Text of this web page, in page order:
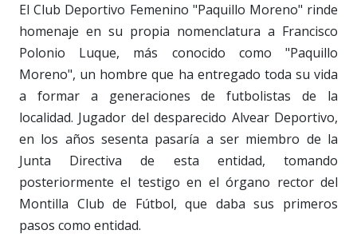
El Club Deportivo Femenino "Paquillo Moreno" rinde
homenaje en su propia nomenclatura a Francisco
Polonio Luque, más conocido como "Paquillo
Moreno", un hombre que ha entregado toda su vida
a formar a generaciones de futbolistas de la
localidad. Jugador del desparecido Alvear Deportivo,
en los años sesenta pasaría a ser miembro de la
Junta Directiva de esta entidad, tomando
posteriormente el testigo en el órgano rector del
Montilla Club de Fútbol, que daba sus primeros
pasos como entidad.